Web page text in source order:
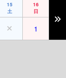
15
土
16
日
1